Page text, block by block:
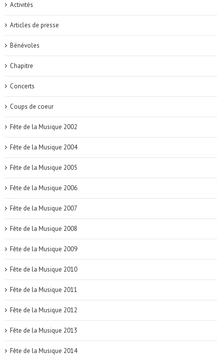
Activités
Articles de presse
Bénévoles
Chapitre
Concerts
Coups de coeur
Fête de la Musique 2002
Fête de la Musique 2004
Fête de la Musique 2005
Fête de la Musique 2006
Fête de la Musique 2007
Fête de la Musique 2008
Fête de la Musique 2009
Fête de la Musique 2010
Fête de la Musique 2011
Fête de la Musique 2012
Fête de la Musique 2013
Fête de la Musique 2014